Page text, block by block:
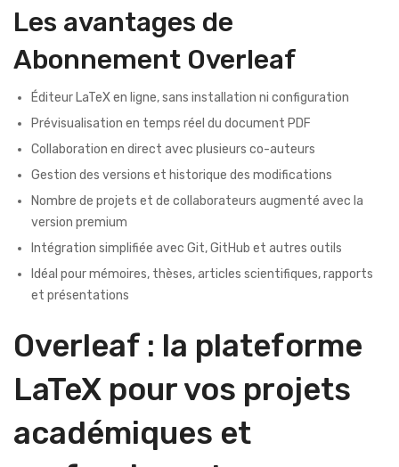
Les avantages de
Abonnement Overleaf
Éditeur LaTeX en ligne, sans installation ni configuration
Prévisualisation en temps réel du document PDF
Collaboration en direct avec plusieurs co-auteurs
Gestion des versions et historique des modifications
Nombre de projets et de collaborateurs augmenté avec la
version premium
Intégration simplifiée avec Git, GitHub et autres outils
Idéal pour mémoires, thèses, articles scientifiques, rapports
et présentations
Overleaf : la plateforme
LaTeX pour vos projets
académiques et